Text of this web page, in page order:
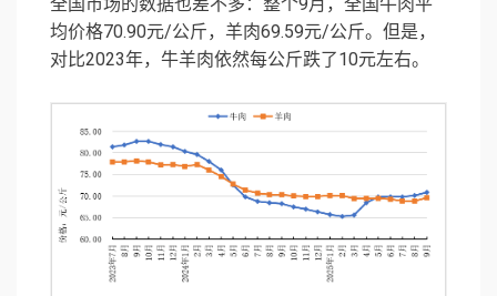
均价格70.90元/公斤，羊肉69.59元/公斤。但是，
对比2023年，牛羊肉依然每公斤跌了10元左右。